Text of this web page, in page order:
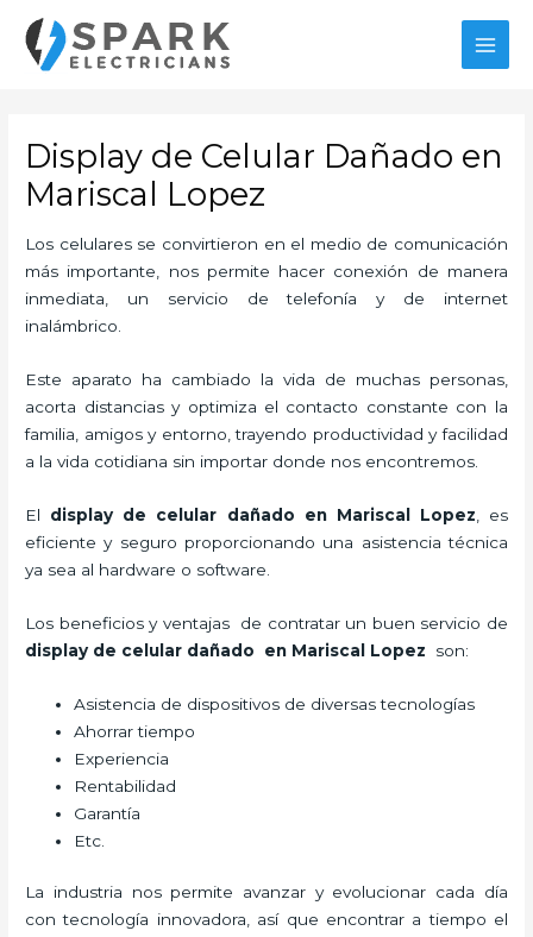
contenido
Display de Celular Dañado en
Mariscal Lopez
Los celulares se convirtieron en el medio de comunicación
más importante, nos permite hacer conexión de manera
inmediata, un servicio de telefonía y de internet
inalámbrico.
Este aparato ha cambiado la vida de muchas personas,
acorta distancias y optimiza el contacto constante con la
familia, amigos y entorno, trayendo productividad y facilidad
a la vida cotidiana sin importar donde nos encontremos.
El display de celular dañado en Mariscal Lopez , es
eficiente y seguro proporcionando una asistencia técnica
ya sea al hardware o software.
Los beneficios y ventajas de contratar un buen servicio de
display de celular dañado
en Mariscal Lopez son:
Asistencia de dispositivos de diversas tecnologías
Ahorrar tiempo
Experiencia
Rentabilidad
Garantía
Etc.
La industria nos permite avanzar y evolucionar cada día
con tecnología innovadora, así que encontrar a tiempo el